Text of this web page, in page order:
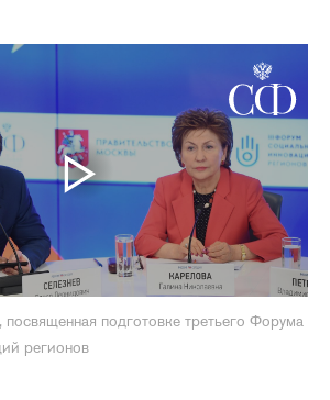
подготовке третьего Форума
регионов